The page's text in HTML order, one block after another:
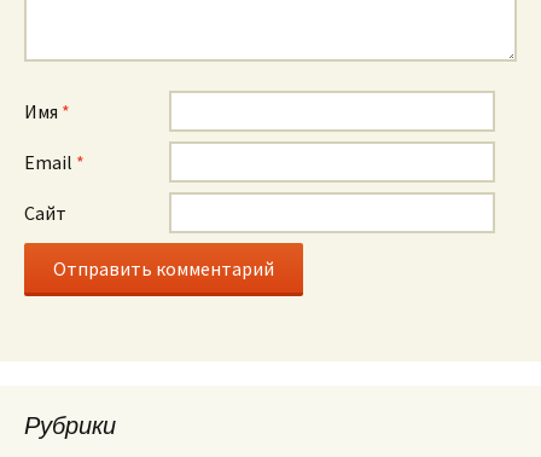
Имя *
Email *
Сайт
Рубрики